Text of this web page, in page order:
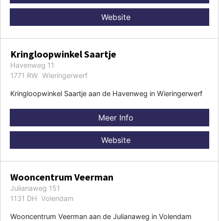
Website
Kringloopwinkel Saartje
Havenweg 11
1771 RW Wieringerwerf
Kringloopwinkel Saartje aan de Havenweg in Wieringerwerf
Meer Info
Website
Wooncentrum Veerman
Julianaweg 151
1131 DH Volendam
Wooncentrum Veerman aan de Julianaweg in Volendam